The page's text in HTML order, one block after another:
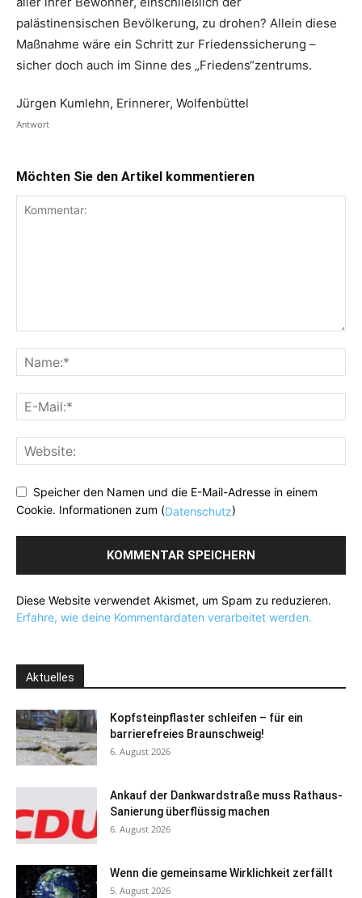
palästinensischen Bevölkerung, zu drohen? Allein diese
Maßnahme wäre ein Schritt zur Friedenssicherung –
sicher doch auch im Sinne des „Friedens“zentrums.
Jürgen Kumlehn, Erinnerer, Wolfenbüttel
Antwort
Möchten Sie den Artikel kommentieren
Speicher den Namen und die E-Mail-Adresse in einem
Cookie. Informationen zum (Datenschutz)
Diese Website verwendet Akismet, um Spam zu reduzieren.
Erfahre, wie deine Kommentardaten verarbeitet werden.
Aktuelles
Kopfsteinpflaster schleifen – für ein
barrierefreies Braunschweig!
6. August 2026
Ankauf der Dankwardstraße muss Rathaus-
Sanierung überflüssig machen
6. August 2026
Wenn die gemeinsame Wirklichkeit zerfällt
5. August 2026